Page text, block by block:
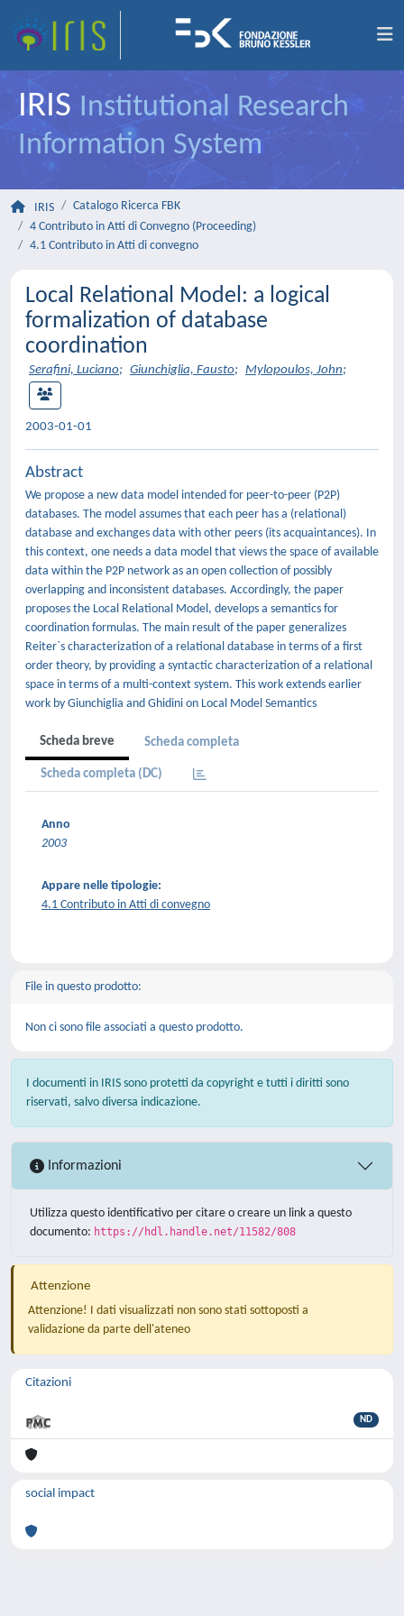
IRIS Institutional Research
Information System
IRIS
Catalogo Ricerca FBK
4 Contributo in Atti di Convegno (Proceeding)
4.1 Contributo in Atti di convegno
Local Relational Model: a logical
formalization of database
coordination
Serafini, Luciano; Giunchiglia, Fausto; Mylopoulos, John;
2003-01-01
Abstract
We propose a new data model intended for peer-to-peer (P2P)
databases. The model assumes that each peer has a (relational)
database and exchanges data with other peers (its acquaintances). In
this context, one needs a data model that views the space of available
data within the P2P network as an open collection of possibly
overlapping and inconsistent databases. Accordingly, the paper
proposes the Local Relational Model, develops a semantics for
coordination formulas. The main result of the paper generalizes
Reiter`s characterization of a relational database in terms of a first
order theory, by providing a syntactic characterization of a relational
space in terms of a multi-context system. This work extends earlier
work by Giunchiglia and Ghidini on Local Model Semantics
Scheda breve Scheda completa
Scheda completa (DC)
Anno
2003
Appare nelle tipologie:
4.1 Contributo in Atti di convegno
File in questo prodotto:
Non ci sono file associati a questo prodotto.
I documenti in IRIS sono protetti da copyright e tutti i diritti sono
riservati, salvo diversa indicazione.
Informazioni
Utilizza questo identificativo per citare o creare un link a questo
documento: https://hdl.handle.net/11582/808
Attenzione
Attenzione! I dati visualizzati non sono stati sottoposti a
validazione da parte dell'ateneo
Citazioni
ND
social impact